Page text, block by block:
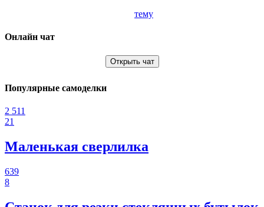
тему
Онлайн чат
Открыть чат
Популярные самоделки
2 511
21
Маленькая сверлилка
639
8